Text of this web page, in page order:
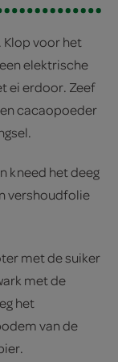
Klop voor het
elektrische
ei erdoor. Zeef
cacaopoeder
kneed het deeg
vershoudfolie
met de suiker
met de
het
van de